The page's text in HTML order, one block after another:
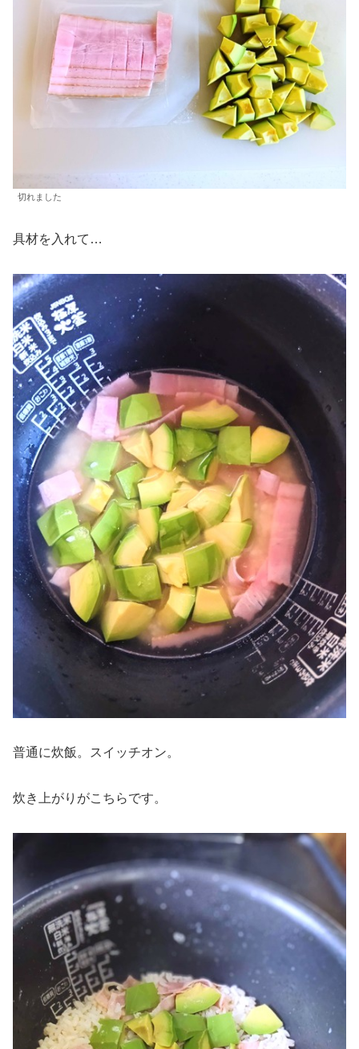
切れました
具材を入れて…
普通に炊飯。スイッチオン。
炊き上がりがこちらです。